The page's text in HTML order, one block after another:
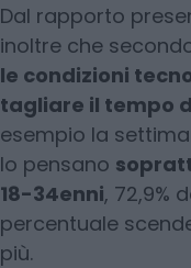
Dal rapporto
inoltre che
le condizioni
tagliare il tempo
esempio la
lo pensano
18-34enni, 72,9%
percentuale
più.